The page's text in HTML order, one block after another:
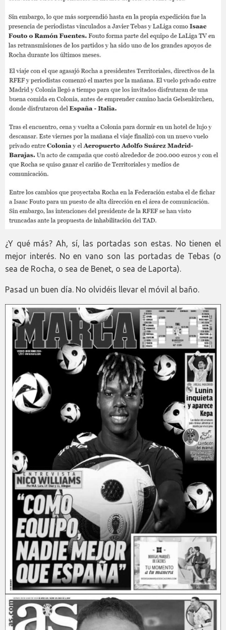
¿Y qué más? Ah, sí, las portadas son estas. No tienen el
mejor interés. No en vano son las portadas de Tebas (o
sea de Rocha, o sea de Benet, o sea de Laporta).
Pasad un buen día. No olvidéis llevar el móvil al baño.